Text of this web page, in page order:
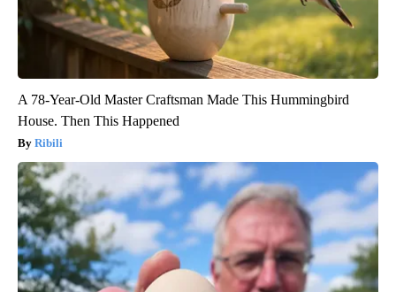
A 78-Year-Old Master Craftsman Made This Hummingbird
House. Then This Happened
Ribili